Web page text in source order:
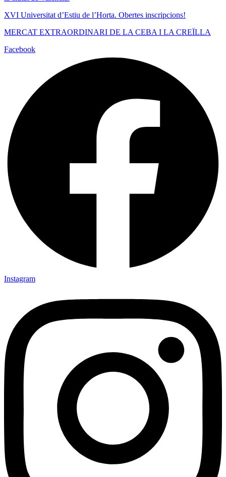
XVI Universitat d’Estiu de l’Horta. Obertes inscripcions!
MERCAT EXTRAORDINARI DE LA CEBA I LA CREÏLLA
Facebook
Instagram